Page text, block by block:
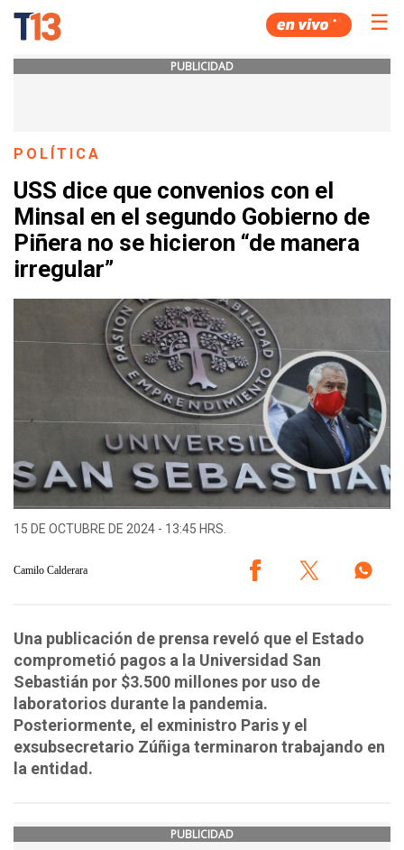
☰
PUBLICIDAD
POLÍTICA
USS dice que convenios con el
Minsal en el segundo Gobierno de
Piñera no se hicieron “de manera
irregular”
15 DE OCTUBRE DE 2024 - 13:45 HRS.
Camilo Calderara
Una publicación de prensa reveló que el Estado
comprometió pagos a la Universidad San
Sebastián por $3.500 millones por uso de
laboratorios durante la pandemia.
Posteriormente, el exministro Paris y el
exsubsecretario Zúñiga terminaron trabajando en
la entidad.
PUBLICIDAD